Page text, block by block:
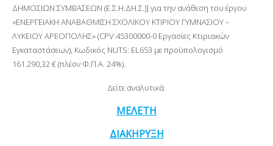
ΔΗΜΟΣΙΩΝ ΣΥΜΒΑΣΕΩΝ (Ε.Σ.Η.ΔΗ.Σ.)] για την ανάθεση του έργου
«ΕΝΕΡΓΕΙΑΚΗ ΑΝΑΒΑΘΜΙΣΗ ΣΧΟΛΙΚΟΥ ΚΤΙΡΙΟΥ ΓΥΜΝΑΣΙΟΥ –
ΛΥΚΕΙΟΥ ΑΡΕΟΠΟΛΗΣ» (CPV:45300000-0 Εργασίες Κτιριακών
Εγκαταστάσεων), Κωδικός ΝUTS: EL653 με προϋπολογισμό
161.290,32 € (πλέον Φ.Π.Α. 24%).
Δείτε αναλυτικά:
ΜΕΛΕΤΗ
ΔΙΑΚΗΡΥΞΗ